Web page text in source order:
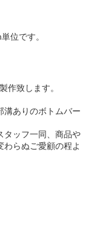
位です。
作致します。
溝ありのボトムバー
タッフ一同、商品や
らぬご愛顧の程よ